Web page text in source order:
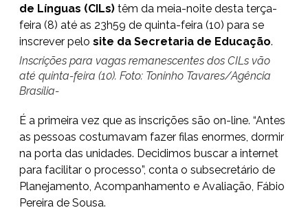
de Línguas (CILs) têm da meia-noite desta terça-
feira (8) até as 23h59 de quinta-feira (10) para se
inscrever pelo site da Secretaria de Educação.
Inscrições para vagas remanescentes dos CILs vão
até quinta-feira (10). Foto: Toninho Tavares/Agência
Brasília-
É a primeira vez que as inscrições são on-line. “Antes
as pessoas costumavam fazer filas enormes, dormir
na porta das unidades. Decidimos buscar a internet
para facilitar o processo”, conta o subsecretário de
Planejamento, Acompanhamento e Avaliação, Fábio
Pereira de Sousa.